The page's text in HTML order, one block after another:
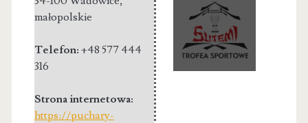
małopolskie
Telefon: +48 577 444
316
Strona internetowa:
https://puchary-